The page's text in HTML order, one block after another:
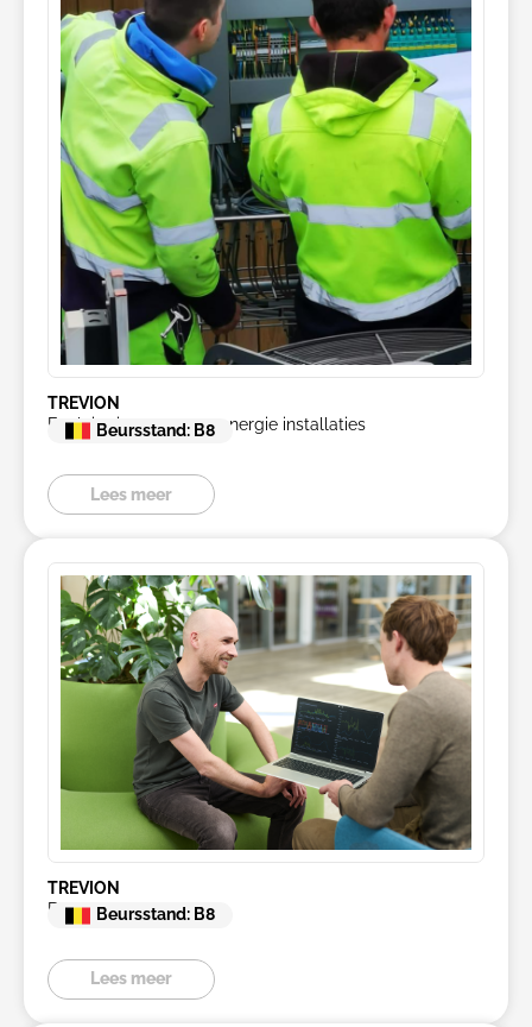
TREVION
Exploitatie van zonne-energie installaties
Beursstand: B8
Lees meer
TREVION
Energy management
Beursstand: B8
Lees meer